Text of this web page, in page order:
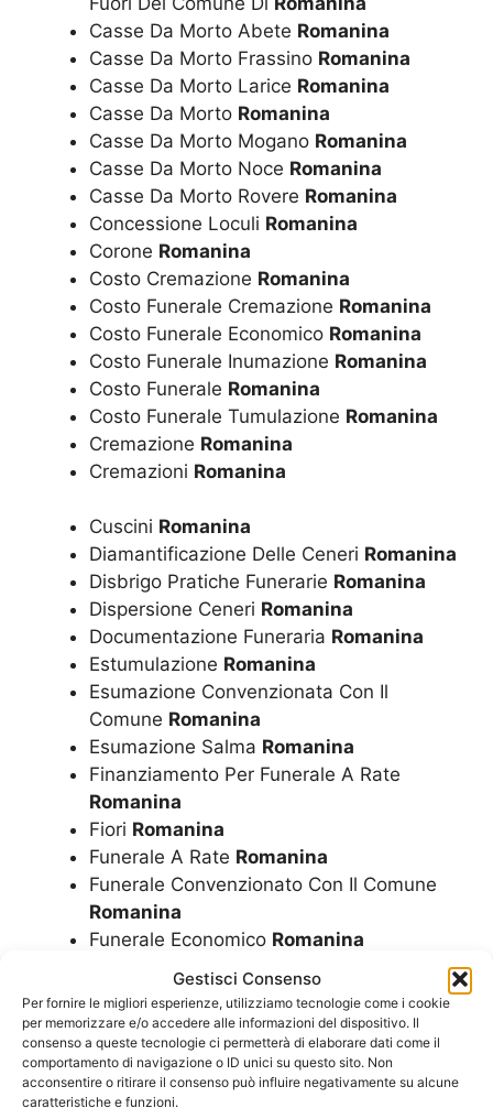
Gestisci Consenso
Per fornire le migliori esperienze, utilizziamo tecnologie come i cookie
per memorizzare e/o accedere alle informazioni del dispositivo. Il
consenso a queste tecnologie ci permetterà di elaborare dati come il
comportamento di navigazione o ID unici su questo sito. Non
acconsentire o ritirare il consenso può influire negativamente su alcune
caratteristiche e funzioni.
Casse Da Morto Abete Romanina
Casse Da Morto Frassino Romanina
Casse Da Morto Larice Romanina
Casse Da Morto Romanina
Casse Da Morto Mogano Romanina
Casse Da Morto Noce Romanina
Casse Da Morto Rovere Romanina
Concessione Loculi Romanina
Corone Romanina
Costo Cremazione Romanina
Costo Funerale Cremazione Romanina
Costo Funerale Economico Romanina
Costo Funerale Inumazione Romanina
Costo Funerale Romanina
Costo Funerale Tumulazione Romanina
Cremazione Romanina
Cremazioni Romanina
Cuscini Romanina
Diamantificazione Delle Ceneri Romanina
Disbrigo Pratiche Funerarie Romanina
Dispersione Ceneri Romanina
Documentazione Funeraria Romanina
Estumulazione Romanina
Esumazione Convenzionata Con Il
Comune Romanina
Esumazione Salma Romanina
Finanziamento Per Funerale A Rate
Romanina
Fiori Romanina
Funerale A Rate Romanina
Funerale Convenzionato Con Il Comune
Romanina
Funerale Economico Romanina
Funerale Laico
Romanina
Funerale Romanina
FuneraliRomanina
ImbalsamazioniRomanina
Impresa FunebreRomanina
Inumazione Convenzionata Dal Comune